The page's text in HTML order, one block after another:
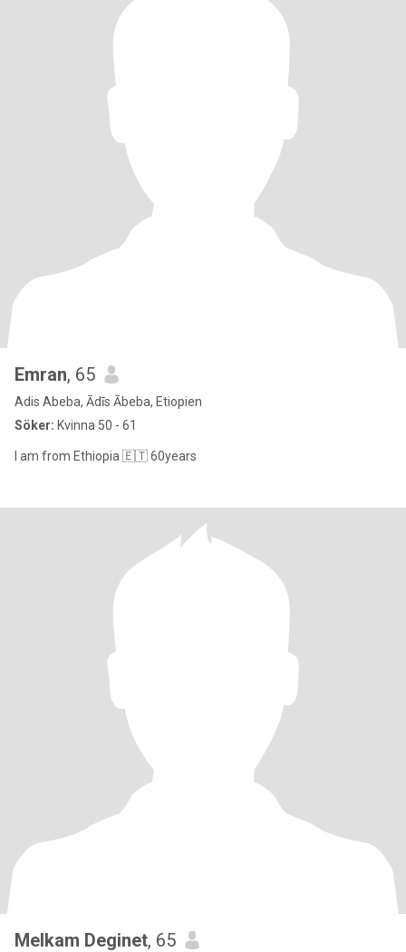
Emran, 65
Adis Abeba, Ādīs Ābeba, Etiopien
Söker: Kvinna 50 - 61
I am from Ethiopia 🇪🇹 60years
Melkam Deginet, 65